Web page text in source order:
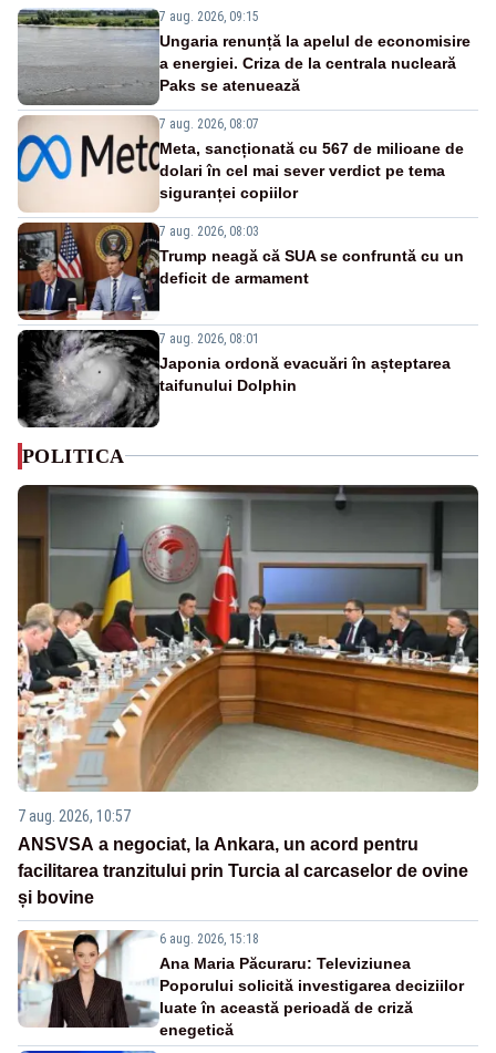
7 aug. 2026, 09:15
Ungaria renunță la apelul de economisire
a energiei. Criza de la centrala nucleară
Paks se atenuează
7 aug. 2026, 08:07
Meta, sancționată cu 567 de milioane de
dolari în cel mai sever verdict pe tema
siguranței copiilor
7 aug. 2026, 08:03
Trump neagă că SUA se confruntă cu un
deficit de armament
7 aug. 2026, 08:01
Japonia ordonă evacuări în așteptarea
taifunului Dolphin
POLITICA
7 aug. 2026, 10:57
ANSVSA a negociat, la Ankara, un acord pentru
facilitarea tranzitului prin Turcia al carcaselor de ovine
și bovine
6 aug. 2026, 15:18
Ana Maria Păcuraru: Televiziunea
Poporului solicită investigarea deciziilor
luate în această perioadă de criză
enegetică